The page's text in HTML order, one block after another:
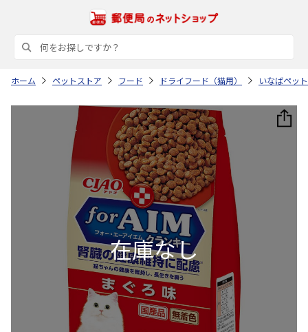
ホーム ペットストア フード ドライフード（猫用） いなばペッ